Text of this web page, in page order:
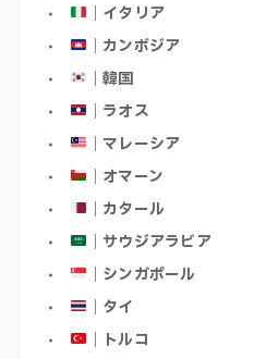
｜イタリア
｜カンボジア
｜韓国
｜ラオス
｜マレーシア
｜オマーン
｜カタール
｜サウジアラビア
｜シンガポール
｜タイ
｜トルコ